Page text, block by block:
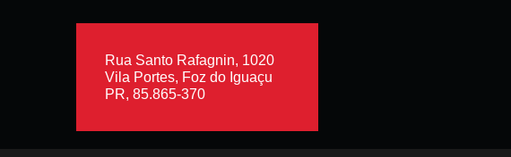
Rua Santo Rafagnin, 1020
Vila Portes, Foz do Iguaçu
PR, 85.865-370